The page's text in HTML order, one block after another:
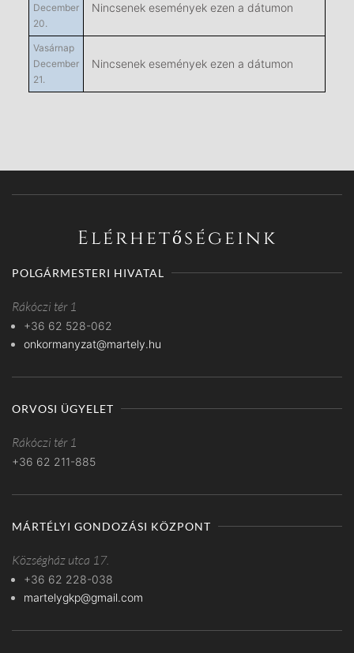
December
20.
Nincsenek események ezen a dátumon
Vasárnap
December
21.
Nincsenek események ezen a dátumon
Elérhetőségeink
POLGÁRMESTERI HIVATAL
Rákóczi tér 1
+36 62 528-062
onkormanyzat@martely.hu
ORVOSI ÜGYELET
Rákóczi tér 1
+36 62 211-885
MÁRTÉLYI GONDOZÁSI KÖZPONT
Községház utca 17.
+36 62 228-038
martelygkp@gmail.com